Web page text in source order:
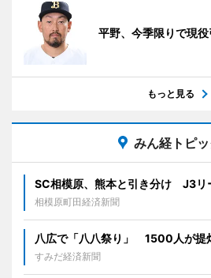
平野、今季限りで現
もっと見る
みん経トピ
SC相模原、熊本と引き分け J3リ
相模原町田経済新聞
八広で「八八祭り」 1500人が提
すみだ経済新聞